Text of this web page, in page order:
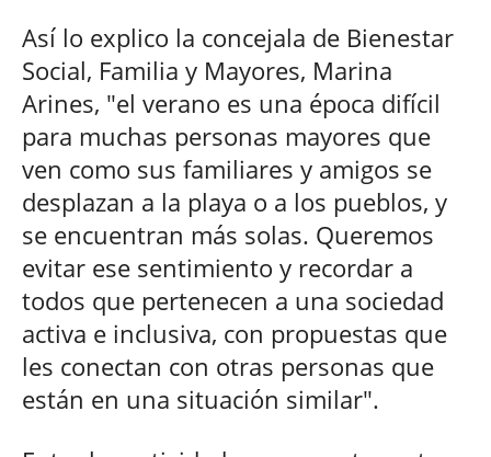
Así lo explico la concejala de Bienestar
Social, Familia y Mayores, Marina
Arines, "el verano es una época difícil
para muchas personas mayores que
ven como sus familiares y amigos se
desplazan a la playa o a los pueblos, y
se encuentran más solas. Queremos
evitar ese sentimiento y recordar a
todos que pertenecen a una sociedad
activa e inclusiva, con propuestas que
les conectan con otras personas que
están en una situación similar".